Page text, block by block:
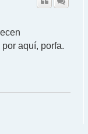
aquí, porfa.